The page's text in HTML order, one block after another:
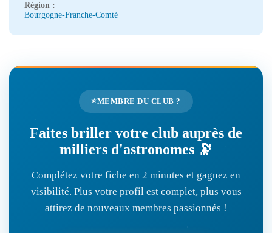
Région :
Bourgogne-Franche-Comté
⭐MEMBRE DU CLUB ?
Faites briller votre club auprès de
milliers d'astronomes 🔭
Complétez votre fiche en 2 minutes et gagnez en
visibilité. Plus votre profil est complet, plus vous
attirez de nouveaux membres passionnés !